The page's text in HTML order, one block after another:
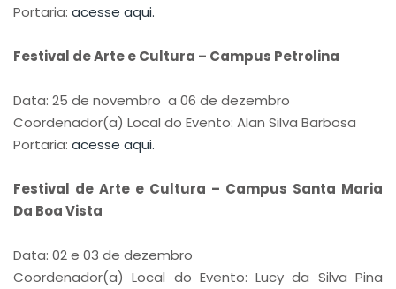
Portaria: acesse aqui.
Festival de Arte e Cultura – Campus Petrolina
Data: 25 de novembro a 06 de dezembro
Coordenador(a) Local do Evento: Alan Silva Barbosa
Portaria: acesse aqui.
Festival de Arte e Cultura – Campus Santa Maria
Da Boa Vista
Data: 02 e 03 de dezembro
Coordenador(a) Local do Evento: Lucy da Silva Pina